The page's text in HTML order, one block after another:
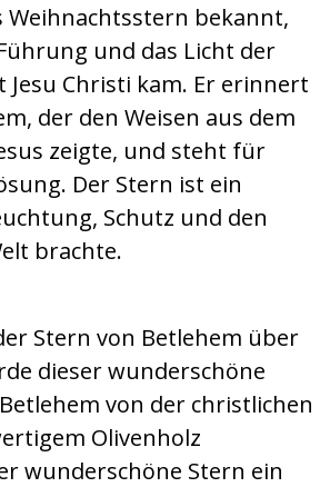
Weihnachtsstern bekannt,
und das Licht der
Christi kam. Er erinnert
der den Weisen aus dem
zeigte, und steht für
Der Stern ist ein
Schutz und den
brachte.
Stern von Betlehem über
dieser wunderschöne
von der christlichen
Olivenholz
wunderschöne Stern ein